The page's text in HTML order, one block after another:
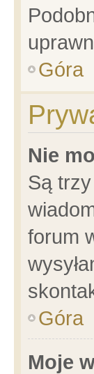
Góra
Nie
Są
forum
Góra
Moje